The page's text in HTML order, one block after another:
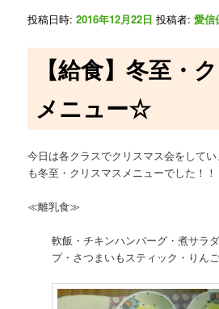
【給食】冬至・
メニュー☆
投稿日時:2016年12月22日 投稿者:愛信
今日は各クラスでクリスマス会をして
も冬至・クリスマスメニューでした！！
≪離乳食≫
軟飯・チキンハンバーグ・煮サラ
プ・さつまいもスティック・りんご